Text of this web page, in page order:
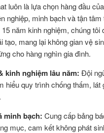
luôn là lựa chọn hàng đầu
nghiệp, minh bạch và tận
năm kinh nghiệm, chúng tôi
tạo, mang lại không gian vệ
cho hàng nghìn gia đình.
kinh nghiệm lâu năm: Đội
hiểu quy trình chống thấm, lát
minh bạch: Cung cấp bảng
mục, cam kết không phát